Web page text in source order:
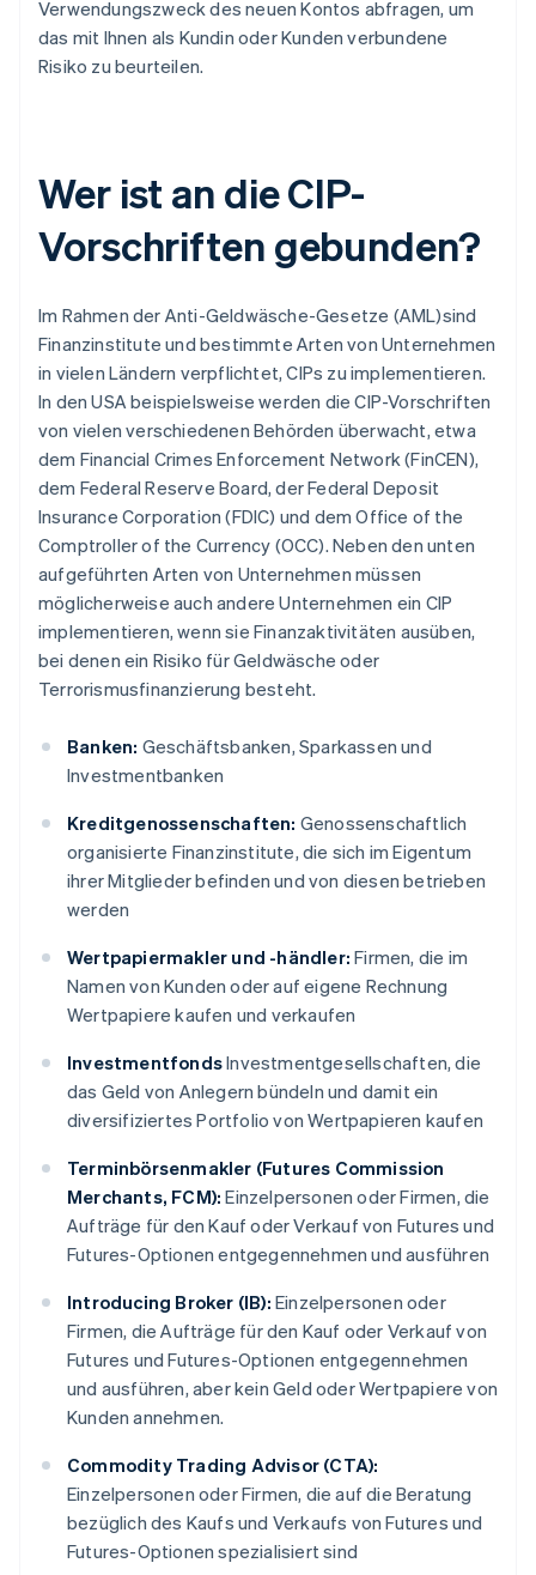
Verwendungszweck des neuen Kontos abfragen, um
das mit Ihnen als Kundin oder Kunden verbundene
Risiko zu beurteilen.
Wer ist an die CIP-
Vorschriften gebunden?
Im Rahmen der Anti-Geldwäsche-Gesetze (AML)sind
Finanzinstitute und bestimmte Arten von Unternehmen
in vielen Ländern verpflichtet, CIPs zu implementieren.
In den USA beispielsweise werden die CIP-Vorschriften
von vielen verschiedenen Behörden überwacht, etwa
dem Financial Crimes Enforcement Network (FinCEN),
dem Federal Reserve Board, der Federal Deposit
Insurance Corporation (FDIC) und dem Office of the
Comptroller of the Currency (OCC). Neben den unten
aufgeführten Arten von Unternehmen müssen
möglicherweise auch andere Unternehmen ein CIP
implementieren, wenn sie Finanzaktivitäten ausüben,
bei denen ein Risiko für Geldwäsche oder
Terrorismusfinanzierung besteht.
Banken: Geschäftsbanken, Sparkassen und
Investmentbanken
Kreditgenossenschaften: Genossenschaftlich
organisierte Finanzinstitute, die sich im Eigentum
ihrer Mitglieder befinden und von diesen betrieben
werden
Wertpapiermakler und -händler: Firmen, die im
Namen von Kunden oder auf eigene Rechnung
Wertpapiere kaufen und verkaufen
InvestmentfondsInvestmentgesellschaften, die
das Geld von Anlegern bündeln und damit ein
diversifiziertes Portfolio von Wertpapieren kaufen
Terminbörsenmakler (Futures Commission
Merchants, FCM): Einzelpersonen oder Firmen, die
Aufträge für den Kauf oder Verkauf von Futures und
Futures-Optionen entgegennehmen und ausführen
Introducing Broker (IB): Einzelpersonen oder
Firmen, die Aufträge für den Kauf oder Verkauf von
Futures und Futures-Optionen entgegennehmen
und ausführen, aber kein Geld oder Wertpapiere von
Kunden annehmen.
Commodity Trading Advisor (CTA):
Einzelpersonen oder Firmen, die auf die Beratung
bezüglich des Kaufs und Verkaufs von Futures und
Futures-Optionen spezialisiert sind